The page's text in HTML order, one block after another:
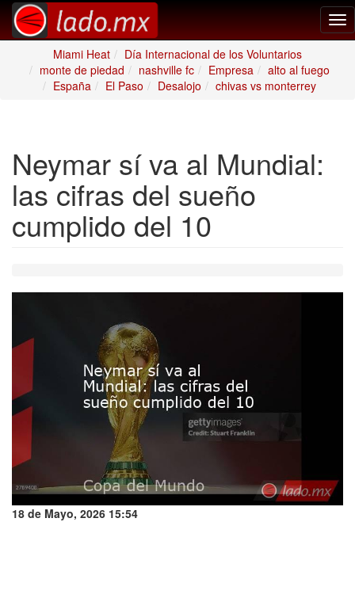
Miami Heat
Día Internacional de los Voluntarios
monte de piedad
nashville fc Empresa
alto al fuego
España
El Paso Desalojo chivas vs monterrey
Neymar sí va al Mundial:
las cifras del sueño
cumplido del 10
18 de Mayo, 2026 15:54